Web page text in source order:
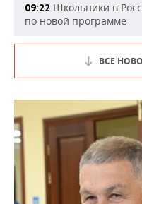
09:22 Школьники в
по новой программе
ВСЕ